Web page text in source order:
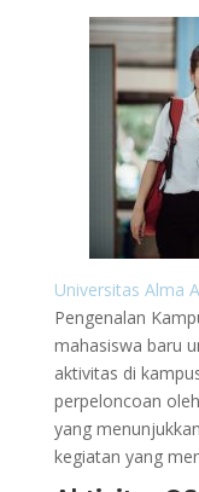
Universitas Alma
Pengenalan
mahasiswa baru
aktivitas di
perpeloncoan
yang
kegiatan yang